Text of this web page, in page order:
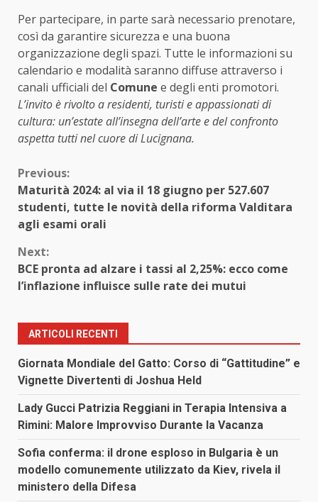
Per partecipare, in parte sarà necessario prenotare,
così da garantire sicurezza e una buona
organizzazione degli spazi. Tutte le informazioni su
calendario e modalità saranno diffuse attraverso i
canali ufficiali del Comune e degli enti promotori.
L’invito è rivolto a residenti, turisti e appassionati di
cultura: un’estate all’insegna dell’arte e del confronto
aspetta tutti nel cuore di Lucignana.
Continue
Reading
Previous:
Maturità 2024: al via il 18 giugno per 527.607
studenti, tutte le novità della riforma Valditara
agli esami orali
Next:
BCE pronta ad alzare i tassi al 2,25%: ecco come
l’inflazione influisce sulle rate dei mutui
ARTICOLI RECENTI
Giornata Mondiale del Gatto: Corso di “Gattitudine” e
Vignette Divertenti di Joshua Held
Lady Gucci Patrizia Reggiani in Terapia Intensiva a
Rimini: Malore Improvviso Durante la Vacanza
Sofia conferma: il drone esploso in Bulgaria è un
modello comunemente utilizzato da Kiev, rivela il
ministero della Difesa